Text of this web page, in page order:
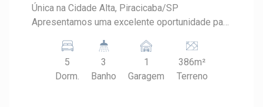
Única na Cidade Alta, Piracicaba/SP
Apresentamos uma excelente oportunidade para
um imóvel comercial localizado no coração do
bairro Cidade Alta, em Piracicaba/SP. Este
espaço versátil é ideal para diversos tipos de
5
Dorm.
3
Banho
1
Garagem
386m²
Terreno